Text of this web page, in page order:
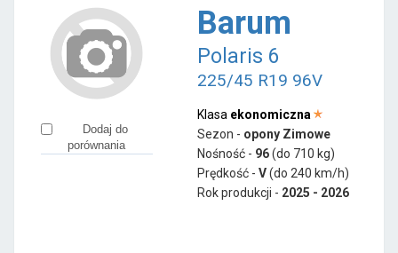
Dodaj do
porównania
Barum
Polaris 6
225/45 R19 96V
Klasa ekonomiczna
Sezon - opony Zimowe
Nośność - 96(do 710 kg)
Prędkość - V(do 240 km/h)
Rok produkcji - 2025 - 2026